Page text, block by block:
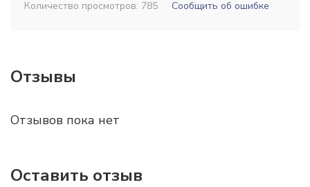
Количество просмотров: 785
Сообщить об ошибке
Отзывы
Отзывов пока нет
Оставить отзыв